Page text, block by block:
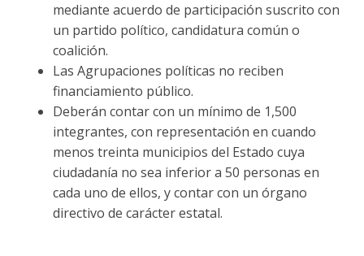
mediante acuerdo de participación suscrito con
un partido político, candidatura común o
coalición.
Las Agrupaciones políticas no reciben
financiamiento público.
Deberán contar con un mínimo de 1,500
integrantes, con representación en cuando
menos treinta municipios del Estado cuya
ciudadanía no sea inferior a 50 personas en
cada uno de ellos, y contar con un órgano
directivo de carácter estatal.